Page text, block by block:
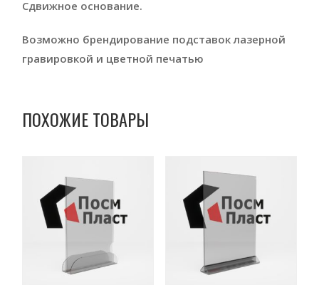
Сдвижное основание.
Возможно брендирование подставок лазерной
гравировкой и цветной печатью
ПОХОЖИЕ ТОВАРЫ